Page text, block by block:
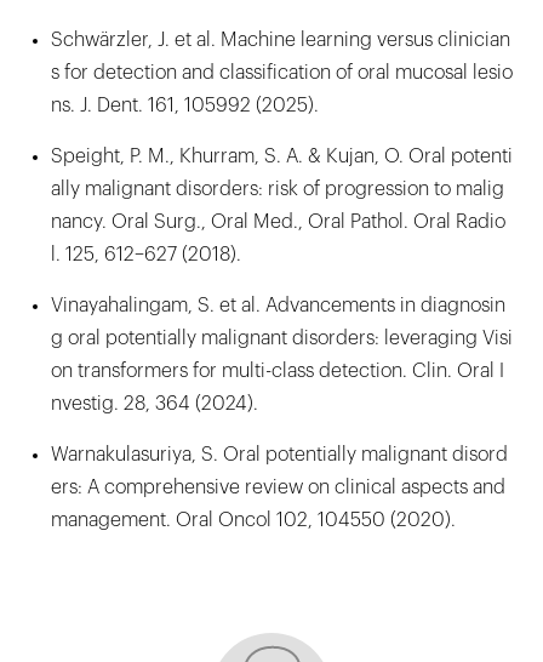
Schwärzler, J. et al. Machine learning versus clinician
s for detection and classification of oral mucosal lesio
ns. J. Dent. 161, 105992 (2025).
Speight, P. M., Khurram, S. A. & Kujan, O. Oral potenti
ally malignant disorders: risk of progression to malig
nancy. Oral Surg., Oral Med., Oral Pathol. Oral Radio
l. 125, 612–627 (2018).
Vinayahalingam, S. et al. Advancements in diagnosin
g oral potentially malignant disorders: leveraging Visi
on transformers for multi-class detection. Clin. Oral I
nvestig. 28, 364 (2024).
Warnakulasuriya, S. Oral potentially malignant disord
ers: A comprehensive review on clinical aspects and
management. Oral Oncol 102, 104550 (2020).